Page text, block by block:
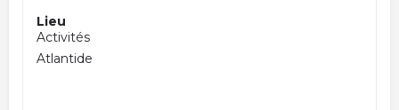
Lieu
Activités
Atlantide